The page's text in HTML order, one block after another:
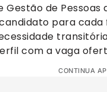
Gestão de
para
com a vaga
CONTINUA